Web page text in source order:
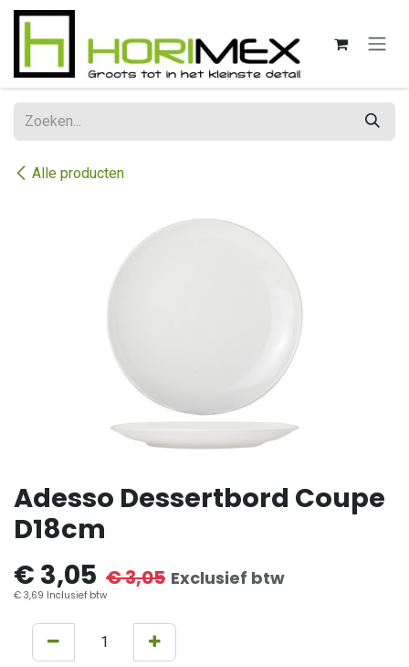
Overslaan naar inhoud
Alle producten
Adesso Dessertbord Coupe
D18cm
€ 3,05 €3,05 Exclusief btw
€ 3,69 Inclusief btw